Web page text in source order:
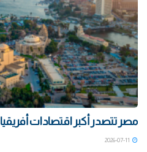
مصر تتصدر أكبر اقتصادات أفريقيا بحلول 2030